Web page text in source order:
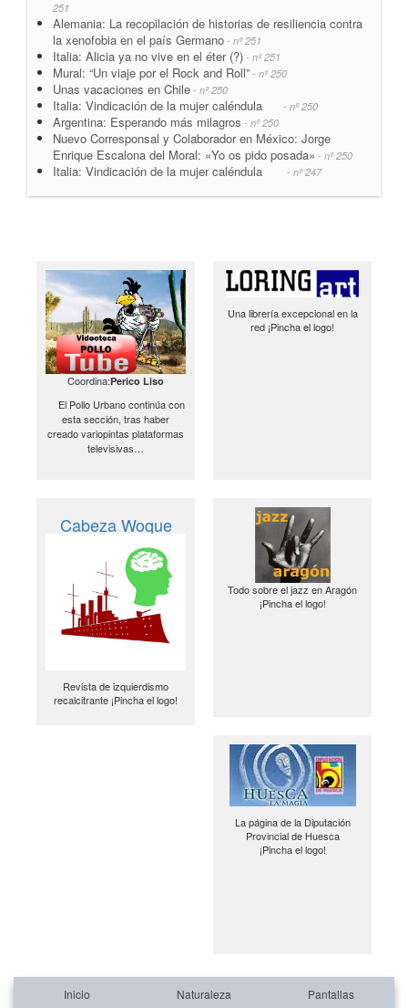
251
Alemania: La recopilación de historias de resiliencia contra
la xenofobia en el país Germano - nº 251
Italia: Alicia ya no vive en el éter (?) - nº 251
Mural: “Un viaje por el Rock and Roll” - nº 250
Unas vacaciones en Chile - nº 250
Italia: Vindicación de la mujer caléndula - nº 250
Argentina: Esperando más milagros - nº 250
Nuevo Corresponsal y Colaborador en México: Jorge
Enrique Escalona del Moral: «Yo os pido posada» - nº 250
Italia: Vindicación de la mujer caléndula - nº 247
Coordina:Perico Liso
El Pollo Urbano continúa con
esta sección, tras haber
creado variopintas plataformas
televisivas…
Una librería excepcional en la
red ¡Pincha el logo!
Cabeza Woque
Revista de izquierdismo
recalcitrante ¡Pincha el logo!
Todo sobre el jazz en Aragón
¡Pincha el logo!
La página de la Diputación
Provincial de Huesca
¡Pincha el logo!
Inicio Naturaleza Pantallas